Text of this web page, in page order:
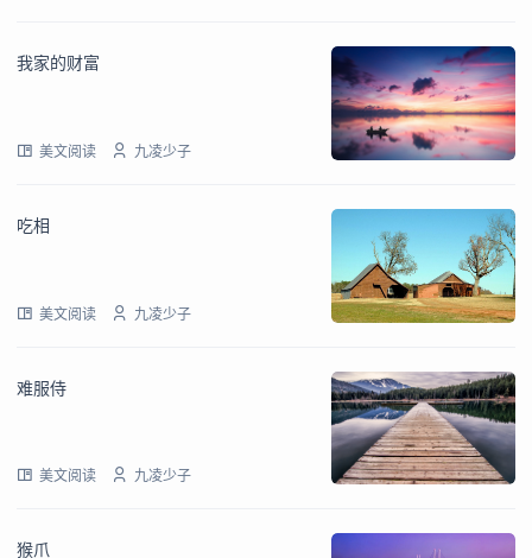
我家的财富
美文阅读 九凌少子
吃相
美文阅读 九凌少子
难服侍
美文阅读 九凌少子
猴爪